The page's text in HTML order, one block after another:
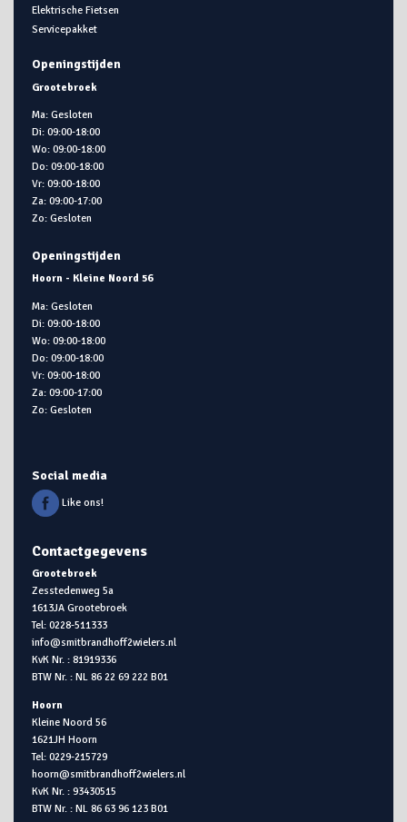
Elektrische Fietsen
Servicepakket
Openingstijden
Grootebroek
Ma: Gesloten
Di: 09:00-18:00
Wo: 09:00-18:00
Do: 09:00-18:00
Vr: 09:00-18:00
Za: 09:00-17:00
Zo: Gesloten
Openingstijden
Hoorn - Kleine Noord 56
Ma: Gesloten
Di: 09:00-18:00
Wo: 09:00-18:00
Do: 09:00-18:00
Vr: 09:00-18:00
Za: 09:00-17:00
Zo: Gesloten
Social media
Like ons!
Contactgegevens
Grootebroek
Zesstedenweg 5a
1613JA Grootebroek
Tel: 0228-511333
info@smitbrandhoff2wielers.nl
KvK Nr. : 81919336
BTW Nr. : NL 86 22 69 222 B01
Hoorn
Kleine Noord 56
1621JH Hoorn
Tel: 0229-215729
hoorn@smitbrandhoff2wielers.nl
KvK Nr. : 93430515
BTW Nr. : NL 86 63 96 123 B01